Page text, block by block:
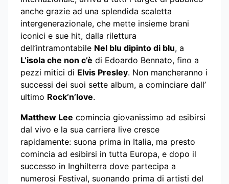
anche grazie ad una splendida scaletta
intergenerazionale, che mette insieme brani
iconici e sue hit, dalla rilettura
dell’intramontabile Nel blu dipinto di blu, a
L’isola che non c’è di Edoardo Bennato, fino a
pezzi mitici di Elvis Presley. Non mancheranno i
successi dei suoi sette album, a cominciare dall’
ultimo Rock’n’love.
Matthew Lee comincia giovanissimo ad esibirsi
dal vivo e la sua carriera live cresce
rapidamente: suona prima in Italia, ma presto
comincia ad esibirsi in tutta Europa, e dopo il
successo in Inghilterra dove partecipa a
numerosi Festival, suonando prima di artisti del